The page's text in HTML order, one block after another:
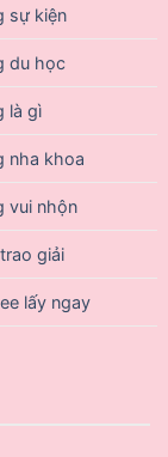
sự kiện
du học
là gì
nha khoa
vui nhộn
giải
lấy ngay